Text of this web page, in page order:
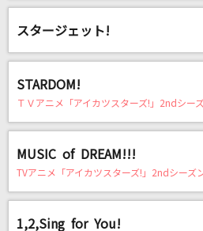
エンゼルシーク
Ado
冬隣
すぎもとまさと
池袋サンシャイン
スタージェット!
STARDOM!
ＴＶアニメ「アイカツスターズ!」2ndシー
MUSIC of DREAM!!!
TVアニメ「アイカツスターズ!」2ndシーズ
1,2,Sing for You!